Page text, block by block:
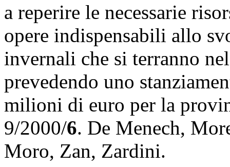
a reperire le necessarie
opere indispensabili allo
invernali che si terranno
prevedendo uno
milioni di euro per la
9/2000/6. De Menech,
Moro, Zan, Zardini.